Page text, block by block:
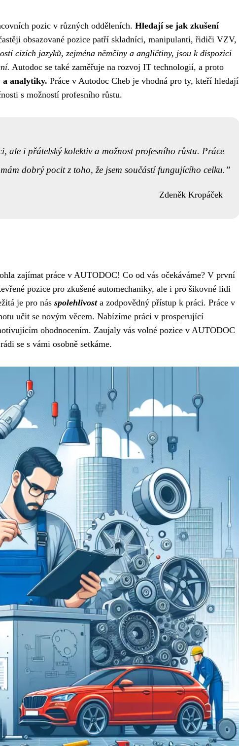
pozic v různých odděleních. Hledají se jak zkušení
obsazované pozice patří skladníci, manipulanti, řidiči VZV,
cizích jazyků, zejména němčiny a angličtiny, jsou k dispozici
Autodoc se také zaměřuje na rozvoj IT technologií, a proto
analytiky. Práce v Autodoc Cheb je vhodná pro ty, kteří hledají
s možností profesního růstu.
ale i přátelský kolektiv a možnost profesního růstu. Práce
dobrý pocit z toho, že jsem součástí fungujícího celku.
Zdeněk Kropáček
zajímat práce v AUTODOC! Co od vás očekáváme? V první
pozice pro zkušené automechaniky, ale i pro šikovné lidi
je pro nás spolehlivosta zodpovědný přístup k práci. Práce v
učit se novým věcem. Nabízíme práci v prosperující
ohodnocením. Zaujaly vás volné pozice v AUTODOC
se s vámi osobně setkáme.